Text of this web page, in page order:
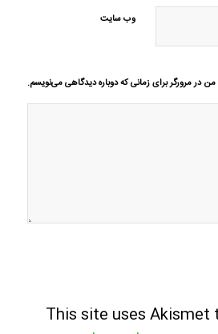
وب‌ سایت
در مرورگر برای زمانی که دوباره دیدگاهی می‌نویسم.
This site uses Akismet